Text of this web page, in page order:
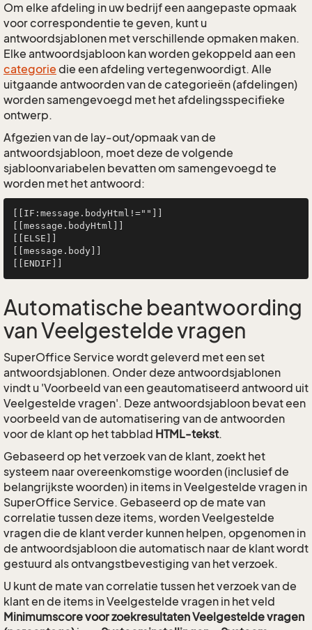
Om elke afdeling in uw bedrijf een aangepaste opmaak
voor correspondentie te geven, kunt u
antwoordsjablonen met verschillende opmaken maken.
Elke antwoordsjabloon kan worden gekoppeld aan een
categorie die een afdeling vertegenwoordigt. Alle
uitgaande antwoorden van de categorieën (afdelingen)
worden samengevoegd met het afdelingsspecifieke
ontwerp.
Afgezien van de lay-out/opmaak van de
antwoordsjabloon, moet deze de volgende
sjabloonvariabelen bevatten om samengevoegd te
worden met het antwoord:
[[IF:message.bodyHtml!=""]]
[[message.bodyHtml]]
[[ELSE]]
[[message.body]]
Automatische beantwoording
van Veelgestelde vragen
SuperOffice Service wordt geleverd met een set
antwoordsjablonen. Onder deze antwoordsjablonen
vindt u 'Voorbeeld van een geautomatiseerd antwoord uit
Veelgestelde vragen'. Deze antwoordsjabloon bevat een
voorbeeld van de automatisering van de antwoorden
voor de klant op het tabblad HTML-tekst.
Gebaseerd op het verzoek van de klant, zoekt het
systeem naar overeenkomstige woorden (inclusief de
belangrijkste woorden) in items in Veelgestelde vragen in
SuperOffice Service. Gebaseerd op de mate van
correlatie tussen deze items, worden Veelgestelde
vragen die de klant verder kunnen helpen, opgenomen in
de antwoordsjabloon die automatisch naar de klant wordt
gestuurd als ontvangstbevestiging van het verzoek.
U kunt de mate van correlatie tussen het verzoek van de
klant en de items in Veelgestelde vragen in het veld
Minimumscore voor zoekresultaten Veelgestelde vragen